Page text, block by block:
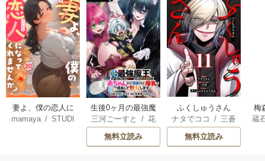
妻よ、僕の恋人に
なってくれません
mamaya /STUDI
生後0ヶ月の最強魔
王 食べるだけ強
くなるチート能力
持ち転生者だけど
三河ごーすと /花
房雪/マップ
無料立読み
ふくしゅうさん
ナタでココ / 三蒼
核/チームふくし
ゅうさん
無料立読み
梅
蔵